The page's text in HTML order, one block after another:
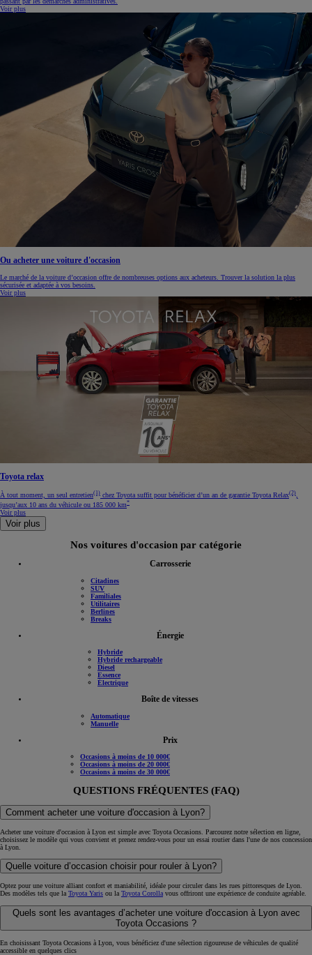
Voir plus
Ou acheter une voiture d'occasion
Le marché de la voiture d’occasion offre de nombreuses options aux acheteurs. Trouver la solution la plus
sécurisée et adaptée à vos besoins.
Voir plus
Toyota relax
À tout moment, un seul entretien(1) chez Toyota suffit pour bénéficier d’un an de garantie Toyota Relax(2),
jusqu’aux 10 ans du véhicule ou 185 000 km*
Voir plus
Voir plus
Nos voitures d'occasion par catégorie
Carrosserie
Citadines
SUV
Familiales
Utilitaires
Berlines
Breaks
Énergie
Hybride
Hybride rechargeable
Diesel
Essence
Électrique
Boîte de vitesses
Automatique
Manuelle
Prix
Occasions à moins de 10 000€
Occasions à moins de 20 000€
Occasions à moins de 30 000€
QUESTIONS FRÉQUENTES (FAQ)
Comment acheter une voiture d'occasion à Lyon?
Acheter une voiture d'occasion à Lyon est simple avec Toyota Occasions. Parcourez notre sélection en ligne,
choisissez le modèle qui vous convient et prenez rendez-vous pour un essai routier dans l'une de nos concession
à Lyon.
Quelle voiture d’occasion choisir pour rouler à Lyon?
Optez pour une voiture alliant confort et maniabilité, idéale pour circuler dans les rues pittoresques de Lyon.
Des modèles tels que la Toyota Yaris ou la Toyota Corolla vous offriront une expérience de conduite agréable.
Quels sont les avantages d’acheter une voiture d'occasion à Lyon avec
Toyota Occasions ?
En choisissant Toyota Occasions à Lyon, vous bénéficiez d'une sélection rigoureuse de véhicules de qualité
accessible en quelques clics